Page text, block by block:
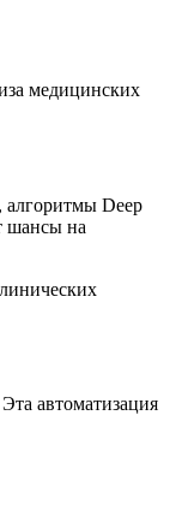
медицинских
алгоритмы Deep
шансы на
автоматизация